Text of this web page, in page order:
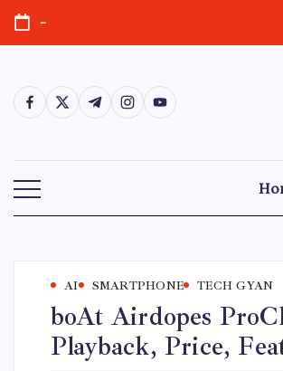
-
AI SMARTPHONE TECH GYAN
boAt Airdopes
Playback, Price,